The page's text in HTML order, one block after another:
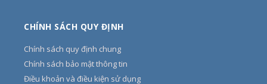
CHÍNH SÁCH QUY ĐỊNH
Chính sách quy định chung
Chính sách bảo mật thông tin
Điều khoản và điều kiện sử dụng